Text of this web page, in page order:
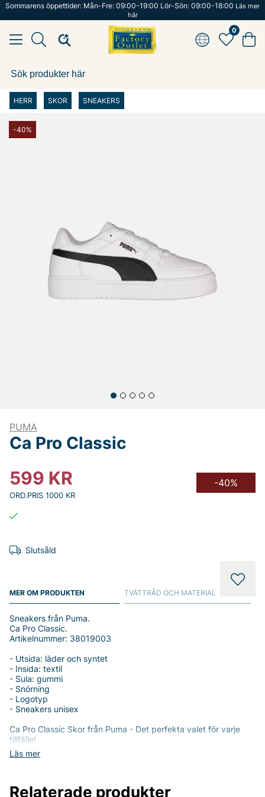
Sommarens öppettider: Mån-Fre: 09:00-19:00 Lör-Sön: 09:00-18:00 Läs mer
här
0
HERR SKOR SNEAKERS
-40%
PUMA
Ca Pro Classic
599 KR
ORD.PRIS 1000 KR
-40%
Slutsåld
MER OM PRODUKTEN
Läs mer
Sneakers från Puma.
Ca Pro Classic.
Artikelnummer: 38019003
- Utsida: läder och syntet
- Insida: textil
- Sula: gummi
- Snörning
- Logotyp
- Sneakers unisex
Ca Pro Classic Skor från Puma - Det perfekta valet för varje
tillfälle!
Upptäck de stiliga och mångsidiga Ca Pro Classic Skorna från
kombination av klassisk design och modern funktionalitet,
TVÄTTRÅD OCH MATERIAL
Relaterade produkter